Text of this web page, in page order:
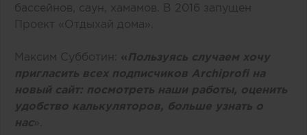
бассейнов, саун, хамамов. В 2016 запущен
Проект «Отдыхай дома».
Максим Субботин: «Пользуясь случаем хочу
пригласить всех подписчиков Аrchiprofi на
новый сайт: посмотреть наши работы, оценить
удобство калькуляторов, больше узнать о
нас».